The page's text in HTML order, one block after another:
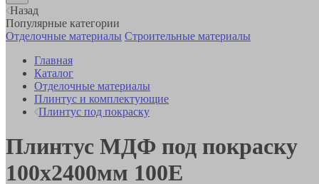
Назад
Популярные категории
Отделочные материалы Строительные материалы
Главная
Каталог
Отделочные материалы
Плинтус и комплектующие
Плинтус под покраску
Плинтус МДФ под покраску
100х2400мм 100E